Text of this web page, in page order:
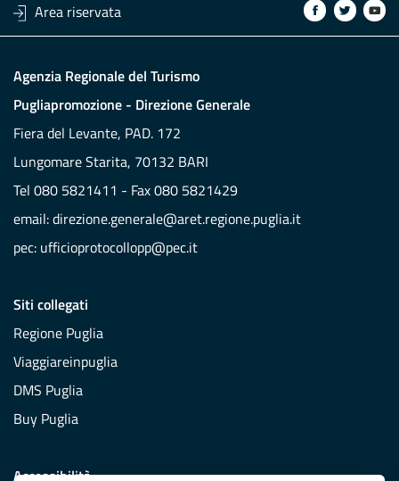
Area riservata
Agenzia Regionale del Turismo
Pugliapromozione - Direzione Generale
Fiera del Levante, PAD. 172
Lungomare Starita, 70132 BARI
Tel 080 5821411 - Fax 080 5821429
email:direzione.generale@aret.regione.puglia.it
pec: ufficioprotocollopp@pec.it
Siti collegati
Regione Puglia
Viaggiareinpuglia
DMS Puglia
Buy Puglia
Accessibilità